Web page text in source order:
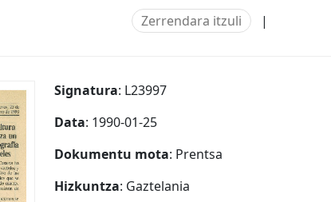
Zerrendara itzuli |
Signatura: L23997
Data: 1990-01-25
Dokumentu mota: Prentsa
Hizkuntza: Gaztelania